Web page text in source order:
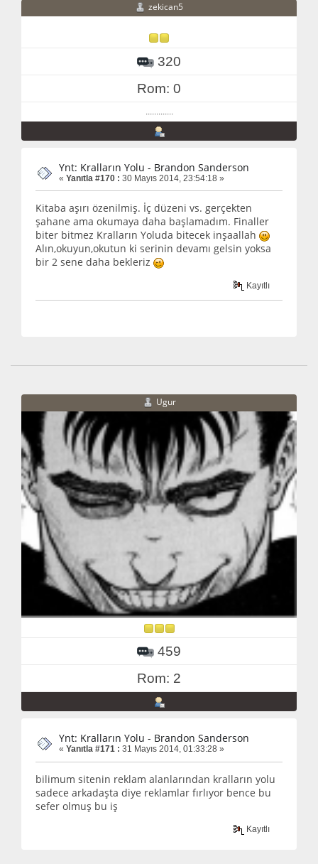
zekican5
320
Rom: 0
Ynt: Kralların Yolu - Brandon Sanderson
« Yanıtla #170 : 30 Mayıs 2014, 23:54:18 »
Kitaba aşırı özenilmiş. İç düzeni vs. gerçekten
şahane ama okumaya daha başlamadım. Finaller
biter bitmez Kralların Yoluda bitecek inşaallah
Alın,okuyun,okutun ki serinin devamı gelsin yoksa
bir 2 sene daha bekleriz
Kayıtlı
Ugur
459
Rom: 2
Ynt: Kralların Yolu - Brandon Sanderson
« Yanıtla #171 : 31 Mayıs 2014, 01:33:28 »
bilimum sitenin reklam alanlarından kralların yolu
sadece arkadaşta diye reklamlar fırlıyor bence bu
sefer olmuş bu iş
Kayıtlı